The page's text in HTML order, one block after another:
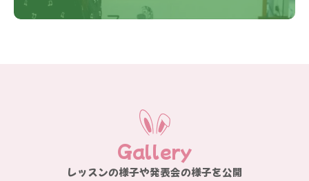
レッスンの様子や発表会の様子を公開
Gallery